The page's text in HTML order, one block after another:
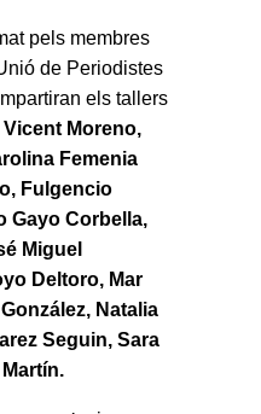
pels membres
de Periodistes
els tallers
Moreno,
Femenia
Fulgencio
Gayo Corbella,
Miguel
Deltoro, Mar
Natalia
Seguin, Sara